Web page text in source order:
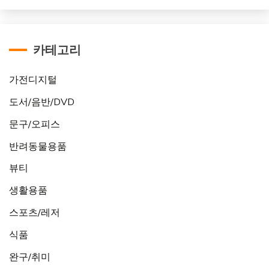
카테고리
가전디지털
도서/음반/DVD
문구/오피스
반려동물용품
뷰티
생활용품
스포츠/레저
식품
완구/취미